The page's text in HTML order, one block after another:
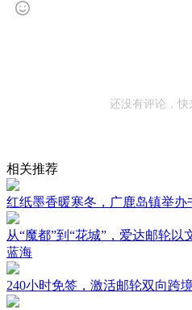
还没有评论，
相关推荐
红纸墨香暖寒冬，广鹿岛镇举办
从“魔都”到“花城”，爱达邮轮
蓝海
240小时免签，激活邮轮双向跨